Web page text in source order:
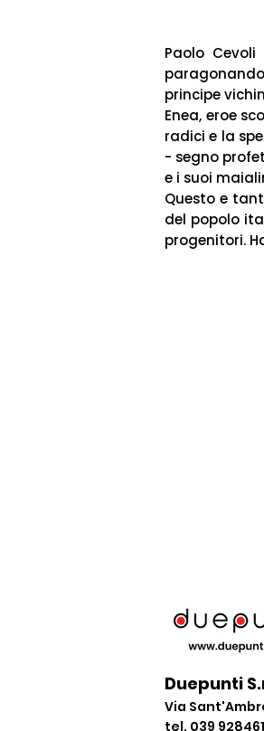
Paolo
principe
Enea, eroe
radici e la
- segno
e i suoi
Questo e
del popolo
progenitori.
Duepunti
Via
tel. 039